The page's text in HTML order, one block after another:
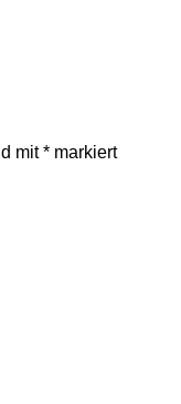
mit* markiert